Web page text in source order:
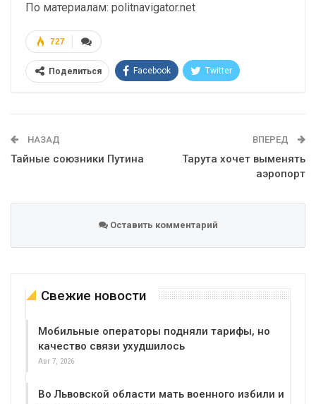
По материалам: politnavigator.net
727
Поделиться Facebook Twitter
НАЗАД
Тайные союзники Путина
ВПЕРЕД
Тарута хочет выменять
аэропорт
Оставить комментарий
Свежие новости
Мобильные операторы подняли тарифы, но
качество связи ухудшилось
Авг 7, 2026
Во Львовской области мать военного избили и